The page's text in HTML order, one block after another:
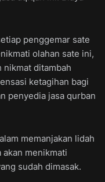
penggemar sate
olahan sate ini,
nikmat ditambah
ketagihan bagi
penyedia jasa qurban
memanjakan lidah
menikmati
sudah dimasak.